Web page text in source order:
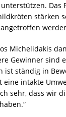
Das
stärken
Michelidakis
Gewinner sind
ist ständig in
eine intakte
sehr, dass wir